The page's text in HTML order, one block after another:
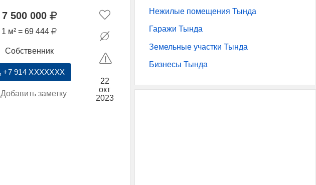
7 500 000
1 м² = 69 444
Собственник
+7 914 XXXXXXX
Добавить заметку
22
окт
2023
Нежилые помещения Тында
Гаражи Тында
Земельные участки Тында
Бизнесы Тында